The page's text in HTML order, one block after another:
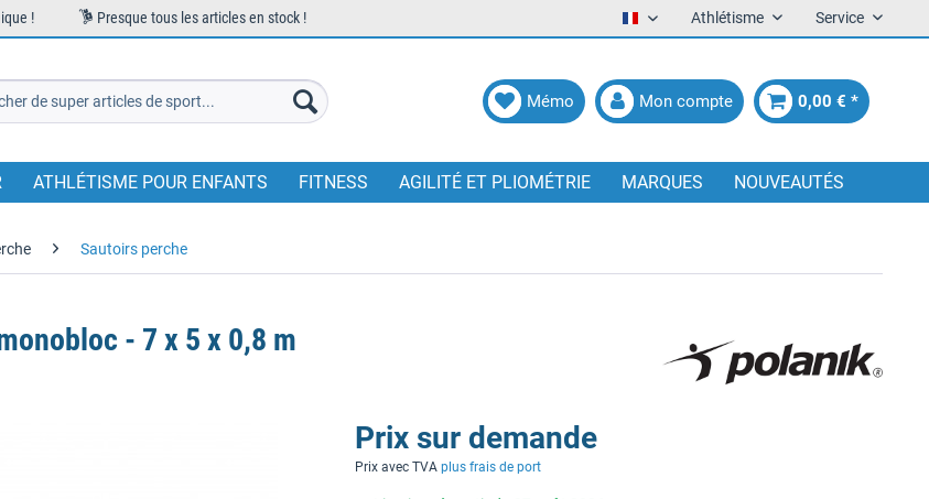
! Presque tous les articles en stock ! FrancaisAthlétisme Service
Mémo Mon compte 0,00 € *
ATHLÉTISME POUR ENFANTS FITNESS AGILITÉ ET PLIOMÉTRIE MARQUES NOUVEAUTÉS
Sautoirs perche
- 7 x 5 x 0,8 m
Prix sur demande
Prix avec TVAplus frais de port